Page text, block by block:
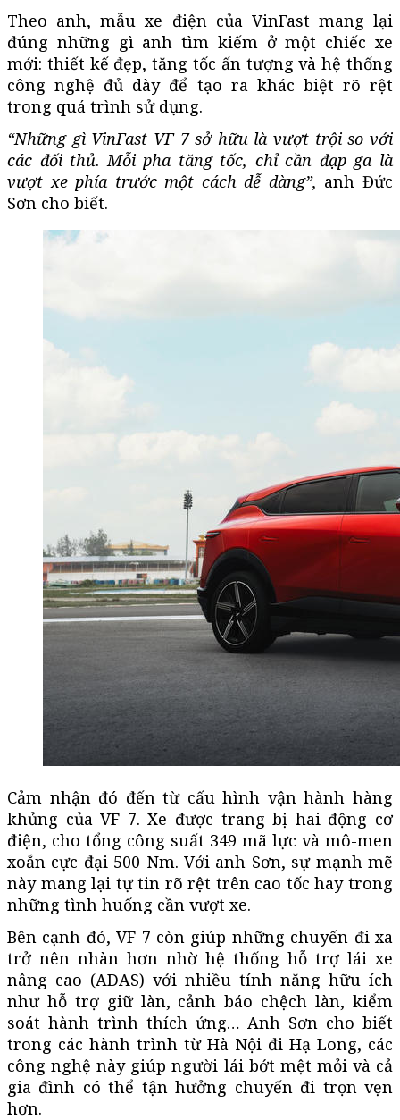
Theo anh, mẫu xe điện của VinFast mang lại
đúng những gì anh tìm kiếm ở một chiếc xe
mới: thiết kế đẹp, tăng tốc ấn tượng và hệ thống
công nghệ đủ dày để tạo ra khác biệt rõ rệt
trong quá trình sử dụng.
“Những gì VinFast VF 7 sở hữu là vượt trội so với
các đối thủ.Mỗi pha tăng tốc, chỉ cần đạp ga là
vượt xe phía trước một cách dễ dàng”, anh Đức
Sơn cho biết.
Cảm nhận đó đến từ cấu hình vận hành hàng
khủng của VF 7. Xe được trang bị hai động cơ
điện, cho tổng công suất 349 mã lực và mô-men
xoắn cực đại 500 Nm. Với anh Sơn, sự mạnh mẽ
này mang lại tự tin rõ rệt trên cao tốc hay trong
những tình huống cần vượt xe.
Bên cạnh đó, VF 7 còn giúp những chuyến đi xa
trở nên nhàn hơn nhờ hệ thống hỗ trợ lái xe
nâng cao (ADAS) với nhiều tính năng hữu ích
như hỗ trợ giữ làn, cảnh báo chệch làn, kiểm
soát hành trình thích ứng… Anh Sơn cho biết
trong các hành trình từ Hà Nội đi Hạ Long, các
công nghệ này giúp người lái bớt mệt mỏi và cả
gia đình có thể tận hưởng chuyến đi trọn vẹn
hơn.